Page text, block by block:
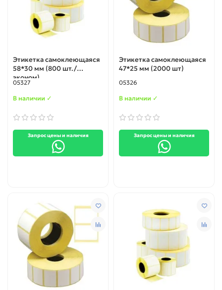
Этикетка самоклеющаяся
58*30 мм (800 шт./
эконом)
05327
В наличии ✓
Запрос цены и наличия
Этикетка самоклеющаяся
47*25 мм (2000 шт)
05326
В наличии ✓
Запрос цены и наличия